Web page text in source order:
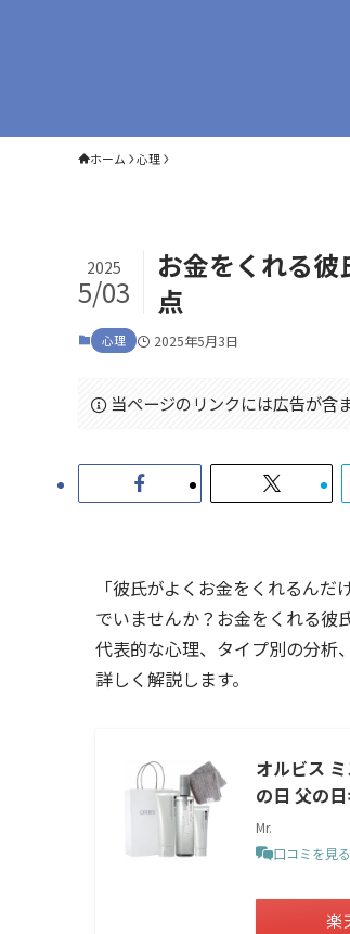
ホーム 心理
お金をくれる
点
2025
5/03
心理 2025年5月3日
当ページのリンクには広告が含
「彼氏がよくお金をくれるん
でいませんか？お金をくれる彼
代表的な心理、タイプ別の分析
詳しく解説します。
オルビス
の日 父の
Mr.
口コミを見る
楽